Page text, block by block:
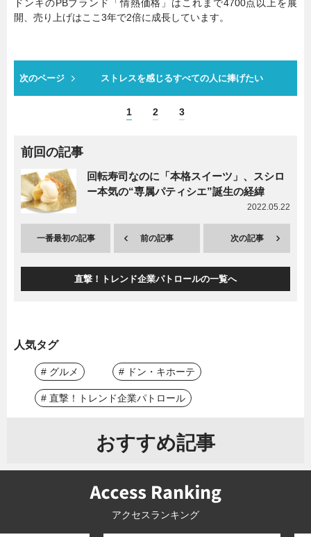
ドンキのPBブランド「情熱価格」はこれまで4700点以上を展
開、売り上げはここ3年で2倍に成長しています。
次のページ ストレスを感じるすべての人に捧げたい
1 2 3
前回の記事
回転寿司なのに「本格スイーツ」、スシロ
ー本気の“専属パティシエ”誕生の経緯
2022.05.22
一番最初の記事 前の記事 次の記事
直撃！トレンド企業パトロールの一覧へ
人気タグ
# グルメ # ドン・キホーテ
# 直撃！トレンド企業パトロール
おすすめ記事
アクセスランキング